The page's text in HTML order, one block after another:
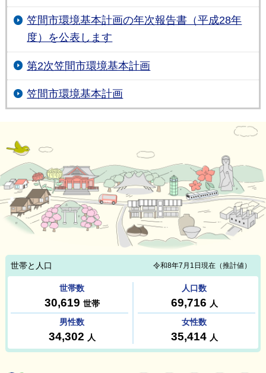
笠間市環境基本計画の年次報告書（平成28年
度）を公表します
第2次笠間市環境基本計画
笠間市環境基本計画